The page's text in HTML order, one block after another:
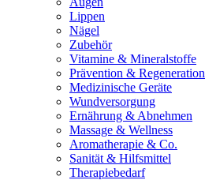
Lippen
Nägel
Zubehör
Vitamine & Mineralstoffe
Prävention & Regeneration
Medizinische Geräte
Wundversorgung
Ernährung & Abnehmen
Massage & Wellness
Aromatherapie & Co.
Sanität & Hilfsmittel
Therapiebedarf